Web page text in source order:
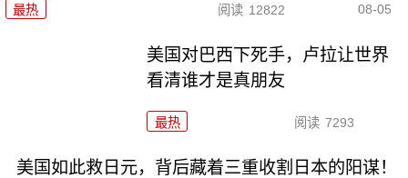
最热 阅读 12822 08-05
美国对巴西下死手，卢拉让世界
看清谁才是真朋友
最热 阅读 7293
美国如此救日元，背后藏着三重收割日本的阳谋！